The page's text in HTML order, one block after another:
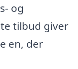
og
tilbud giver
en, der